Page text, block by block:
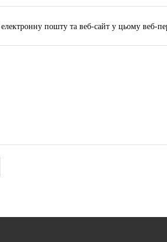
пошту та веб-сайт у цьому веб-